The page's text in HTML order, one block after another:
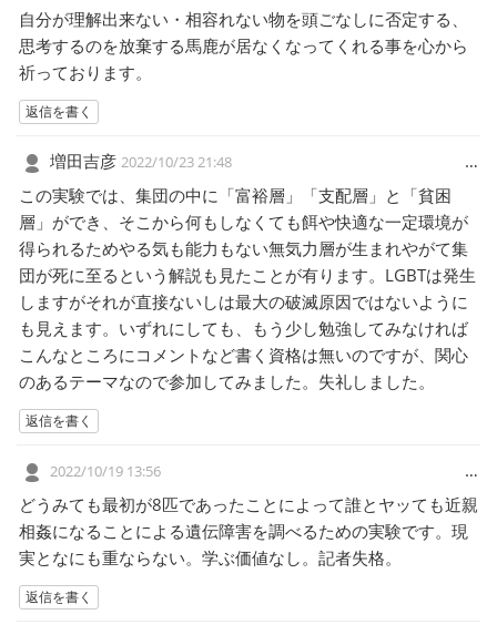
自分が理解出来ない・相容れない物を頭ごなしに否定する、
思考するのを放棄する馬鹿が居なくなってくれる事を心から
祈っております。
返信を書く
…
増田吉彦 2022/10/23 21:48
この実験では、集団の中に「富裕層」「支配層」と「貧困
層」ができ、そこから何もしなくても餌や快適な一定環境が
得られるためやる気も能力もない無気力層が生まれやがて集
団が死に至るという解説も見たことが有ります。LGBTは発生
しますがそれが直接ないしは最大の破滅原因ではないように
も見えます。いずれにしても、もう少し勉強してみなければ
こんなところにコメントなど書く資格は無いのですが、関心
のあるテーマなので参加してみました。失礼しました。
返信を書く
…
2022/10/19 13:56
どうみても最初が8匹であったことによって誰とヤッても近親
相姦になることによる遺伝障害を調べるための実験です。現
実となにも重ならない。学ぶ価値なし。記者失格。
返信を書く